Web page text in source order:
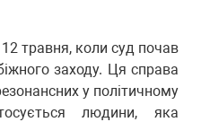
травня, коли суд почав
заходу. Ця справа
у політичному
людини, яка